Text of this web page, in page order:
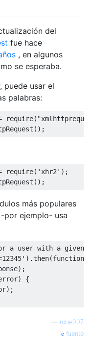
del
fue hace
, en algunos
se esperaba.
puede usar el
palabras:
require(
require( 'xhr2'
más populares
por ejemplo- usa
a user with a given
).then(function
) {
robe007
fuente